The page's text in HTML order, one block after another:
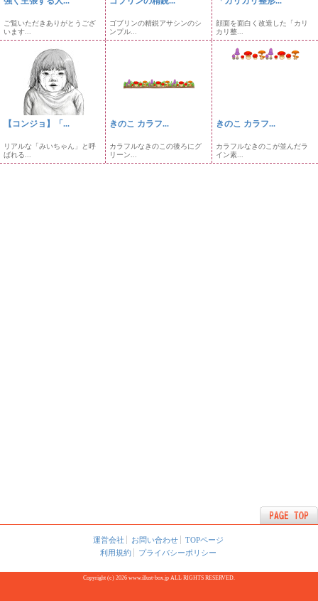
ご覧いただきありがとうござ
います...
ゴブリンの精鋭アサシンのシ
ンプル...
顔面を面白く改造した「カリ
カリ整...
【コンジョ】「...
リアルな「みいちゃん」と呼
ばれる...
きのこ カラフ...
カラフルなきのこの後ろにグ
リーン...
きのこ カラフ...
カラフルなきのこが並んだラ
イン素...
運営会社 お問い合わせ
TOPページ
利用規約
プライバシーポリシー
Copyright (c) 2026 www.illust-box.jp ALL RIGHTS RESERVED.